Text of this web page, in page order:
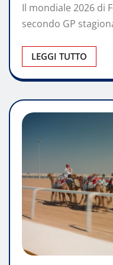
Il mondiale 2026 di
secondo GP
LEGGI TUTTO